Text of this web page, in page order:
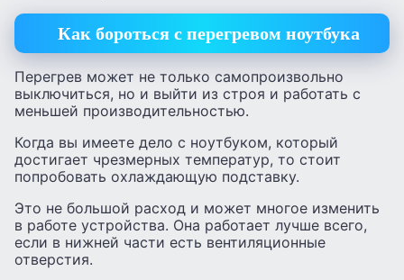
Как бороться с перегревом ноутбука
Перегрев может не только самопроизвольно
выключиться, но и выйти из строя и работать с
меньшей производительностью.
Когда вы имеете дело с ноутбуком, который
достигает чрезмерных температур, то стоит
попробовать охлаждающую подставку.
Это не большой расход и может многое изменить
в работе устройства. Она работает лучше всего,
если в нижней части есть вентиляционные
отверстия.